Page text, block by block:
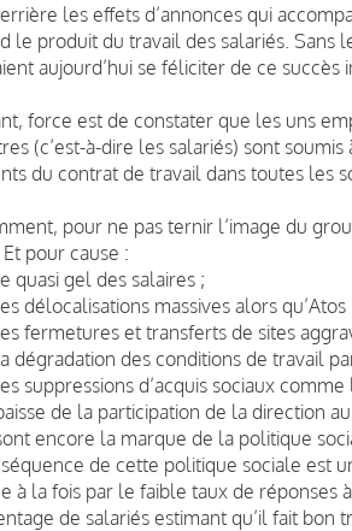
les effets d’annonces qui
le produit du travail des salariés. Sans
aujourd’hui se féliciter de ce succès
force est de constater que les uns
(c’est-à-dire les salariés) sont
du contrat de travail dans toutes les
pour ne pas ternir l’image du
pour cause :
quasi gel des salaires ;
délocalisations massives alors
fermetures et transferts de sites
dégradation des conditions de travail
suppressions d’acquis sociaux
de la participation de la direction
encore la marque de la politique
de cette politique sociale est
à la fois par le faible taux de réponses
de salariés estimant qu’il fait bon